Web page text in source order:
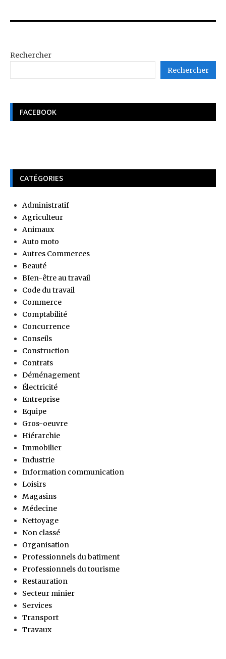
Rechercher
Rechercher
FACEBOOK
CATÉGORIES
Administratif
Agriculteur
Animaux
Auto moto
Autres Commerces
Beauté
BIen-être au travail
Code du travail
Commerce
Comptabilité
Concurrence
Conseils
Construction
Contrats
Déménagement
Électricité
Entreprise
Equipe
Gros-oeuvre
Hiérarchie
Immobilier
Industrie
Information communication
Loisirs
Magasins
Médecine
Nettoyage
Non classé
Organisation
Professionnels du batiment
Professionnels du tourisme
Restauration
Secteur minier
Services
Transport
Travaux